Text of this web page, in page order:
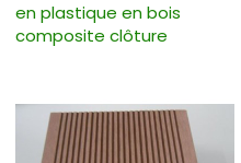
en plastique en bois
composite clôture